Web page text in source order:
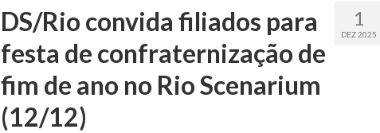
1
DEZ 2025
DS/Rio convida filiados para
festa de confraternização de
fim de ano no Rio Scenarium
(12/12)